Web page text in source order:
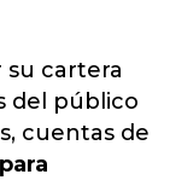
su cartera
del público
cuentas de
para